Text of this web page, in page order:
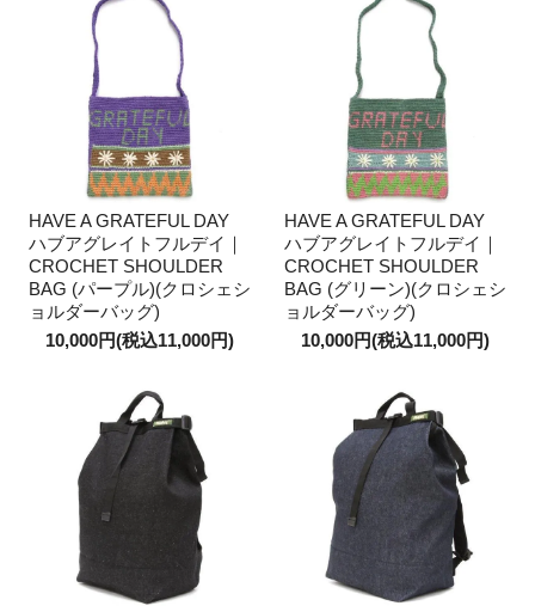
HAVE A GRATEFUL DAY
ハブアグレイトフルデイ｜
CROCHET SHOULDER
BAG (パープル)(クロシェシ
ョルダーバッグ)
10,000円(税込11,000円)
HAVE A GRATEFUL DAY
ハブアグレイトフルデイ｜
CROCHET SHOULDER
BAG (グリーン)(クロシェシ
ョルダーバッグ)
10,000円(税込11,000円)